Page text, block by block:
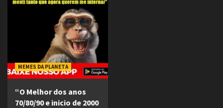
MEMES DA PLANETA
“O Melhor dos anos
70/80/90 e inicio de 2000